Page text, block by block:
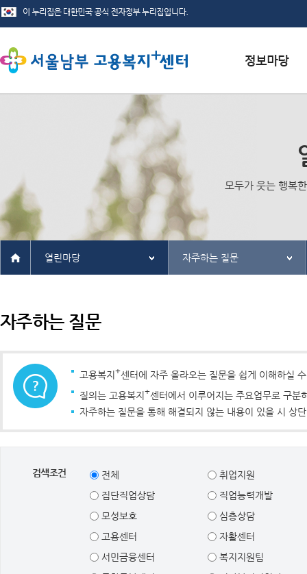
관련사이트
모두가 웃는 행복
열린마당 자주하는 질문
자주하는 질문
고용복지 +센터에 자주 올라오는 질문을 쉽게 이해하실
질의는 고용복지+센터에서 이루어지는 주요업무로 구
자주하는 질문을 통해 해결되지 않는 내용이 있을 시 상
검색조건 전체
취업지원
집단직업상담
직업능력개발
모성보호
심층상담
고용센터
자활센터
서민금융센터
복지지원팀